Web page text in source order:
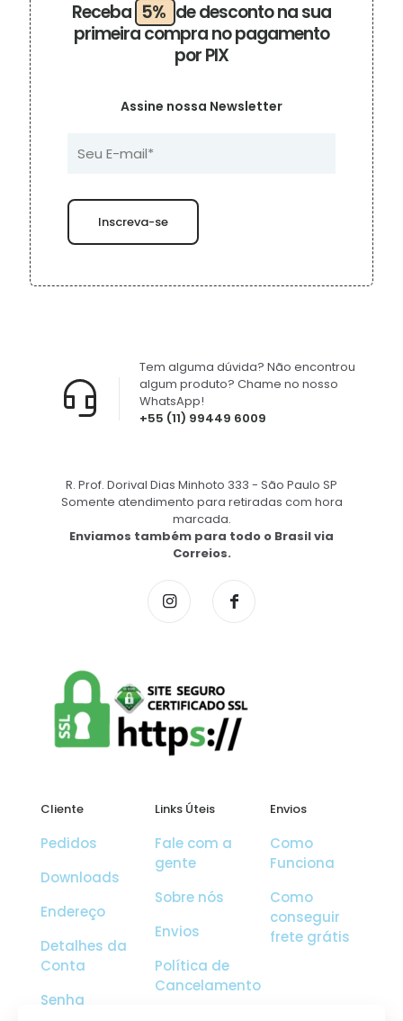
Receba 5% de desconto na sua
primeira compra no pagamento
por PIX
Assine nossa Newsletter
+55 (11) 99449 6009
Tem alguma dúvida? Não encontrou
algum produto? Chame no nosso
WhatsApp!
R. Prof. Dorival Dias Minhoto 333 - São Paulo SP
Somente atendimento para retiradas com hora
marcada.
Enviamos também para todo o Brasil via
Correios.
Cliente
Pedidos
Downloads
Endereço
Detalhes da
Conta
Senha
Links Úteis
Fale com a
gente
Sobre nós
Envios
Política de
Cancelamento
Envios
Como
Funciona
Como
conseguir
frete grátis